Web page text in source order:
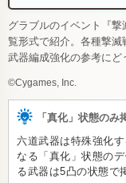
グラブルのイベント『
覧形式で紹介。各種撃滅
武器編成強化の参考にど
©Cygames, Inc.
「真化」状態のみ
六道武器は特殊強化
なる「真化」状態の
る武器は5凸の状態で